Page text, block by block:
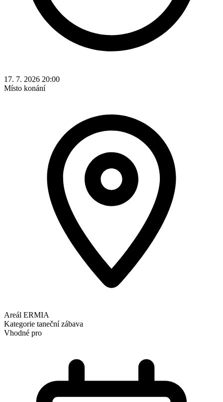
17. 7. 2026 20:00
Místo konání
Areál ERMIA
Kategorie taneční zábava
Vhodné pro